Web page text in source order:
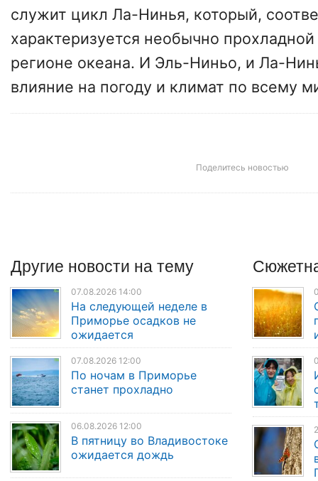
служит цикл Ла-Нинья, который,
характеризуется необычно
регионе океана. И Эль-Ниньо, и Ла-
влияние на погоду и климат по всему
Поделитесь новостью
Другие новости на тему
07.08.2026 14:00
На следующей неделе в
Приморье осадков не
ожидается
07.08.2026 12:00
По ночам в Приморье
станет прохладно
06.08.2026 12:00
В пятницу во Владивостоке
ожидается дождь